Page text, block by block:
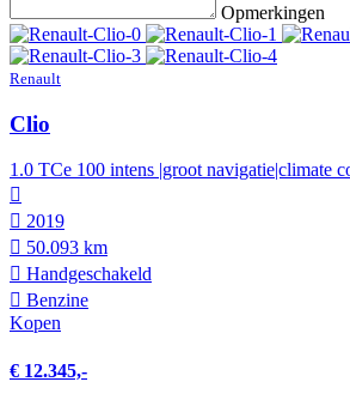
Opmerkingen
Renault
Clio
1.0 TCe 100 intens |groot navigatie|climate
2019
50.093 km
Hand­geschakeld
Benzine
Kopen
€ 12.345,-